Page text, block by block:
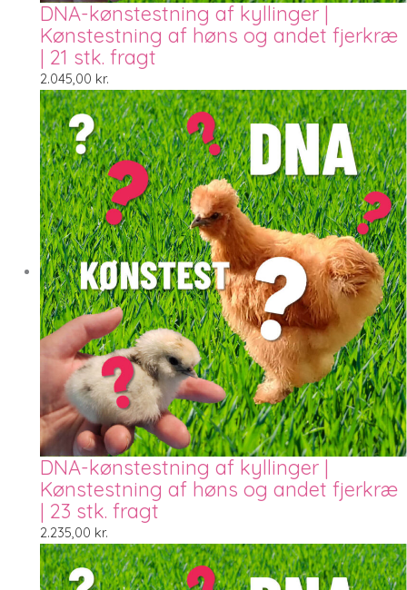
DNA-kønstestning af kyllinger |
Kønstestning af høns og andet fjerkræ
| 21 stk. fragt
2.045,00 kr.
DNA-kønstestning af kyllinger |
Kønstestning af høns og andet fjerkræ
| 23 stk. fragt
2.235,00 kr.